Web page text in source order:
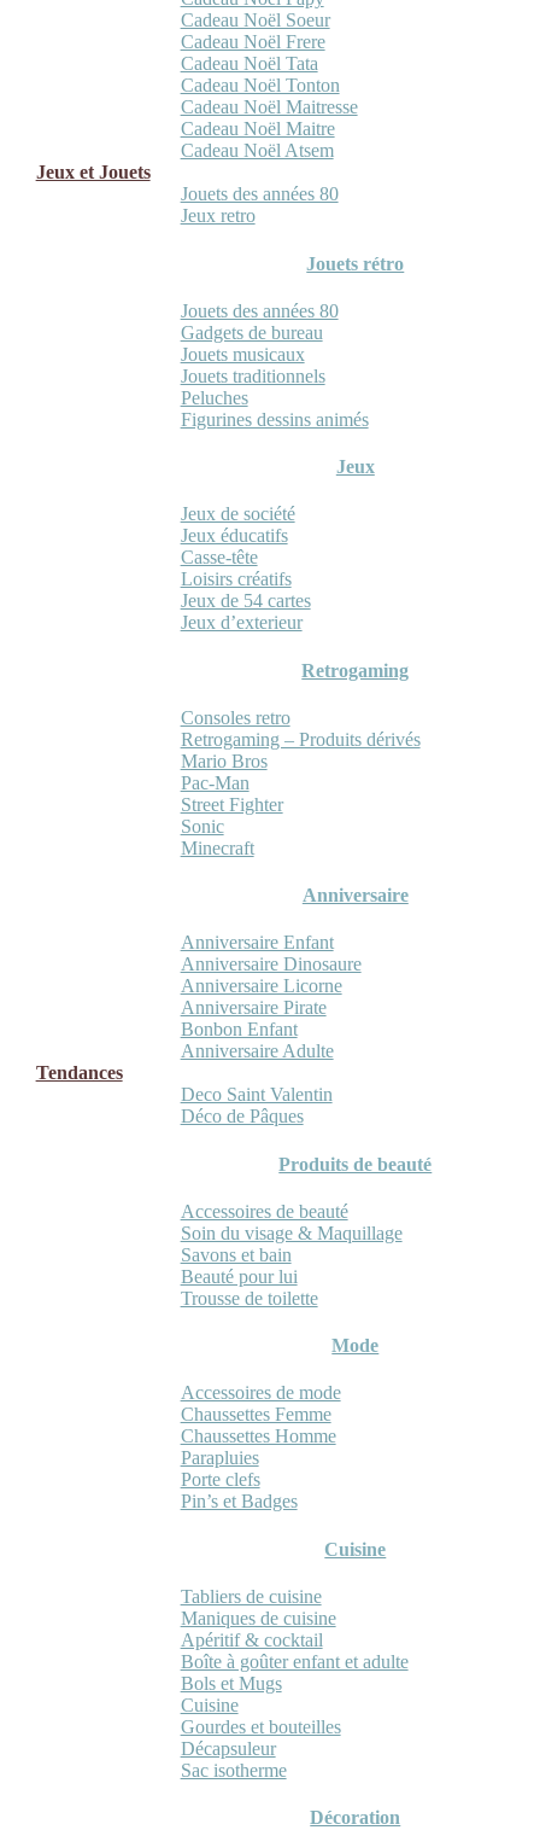
Cadeau Noël Soeur
Cadeau Noël Frere
Cadeau Noël Tata
Cadeau Noël Tonton
Cadeau Noël Maitresse
Cadeau Noël Maitre
Cadeau Noël Atsem
Jeux et Jouets
Jouets des années 80
Jeux retro
Jouets rétro
Jouets des années 80
Gadgets de bureau
Jouets musicaux
Jouets traditionnels
Peluches
Figurines dessins animés
Jeux
Jeux de société
Jeux éducatifs
Casse-tête
Loisirs créatifs
Jeux de 54 cartes
Jeux d’exterieur
Retrogaming
Consoles retro
Retrogaming – Produits dérivés
Mario Bros
Pac-Man
Street Fighter
Sonic
Minecraft
Anniversaire
Anniversaire Enfant
Anniversaire Dinosaure
Anniversaire Licorne
Anniversaire Pirate
Bonbon Enfant
Anniversaire Adulte
Tendances
Deco Saint Valentin
Déco de Pâques
Produits de beauté
Accessoires de beauté
Soin du visage & Maquillage
Savons et bain
Beauté pour lui
Trousse de toilette
Mode
Accessoires de mode
Chaussettes Femme
Chaussettes Homme
Parapluies
Porte clefs
Pin’s et Badges
Cuisine
Tabliers de cuisine
Maniques de cuisine
Apéritif & cocktail
Boîte à goûter enfant et adulte
Bols et Mugs
Cuisine
Gourdes et bouteilles
Décapsuleur
Sac isotherme
Décoration